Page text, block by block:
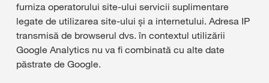
furniza operatorului site-ului servicii suplimentare
legate de utilizarea site-ului și a internetului. Adresa IP
transmisă de browserul dvs. în contextul utilizării
Google Analytics nu va fi combinată cu alte date
păstrate de Google.